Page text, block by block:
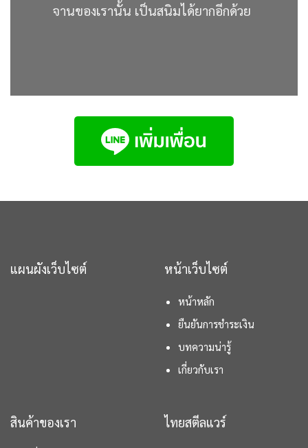
จานของเรานั้น เป็นสนิมได้ยากอีกด้วย
แผนผังเว็บไซต์ หน้าเว็บไซต์
หน้าหลัก
ยืนยันการชำระเงิน
บทความน่ารู้
เกี่ยวกับเรา
สินค้าของเรา ไทยสตีลแวร์